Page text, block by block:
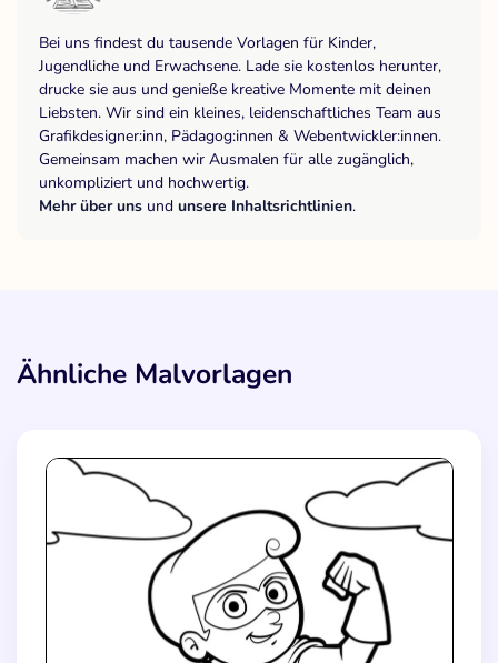
Bei uns findest du tausende Vorlagen für Kinder,
Jugendliche und Erwachsene. Lade sie kostenlos herunter,
drucke sie aus und genieße kreative Momente mit deinen
Liebsten. Wir sind ein kleines, leidenschaftliches Team aus
Grafikdesigner:inn, Pädagog:innen & Webentwickler:innen.
Gemeinsam machen wir Ausmalen für alle zugänglich,
unkompliziert und hochwertig.
Mehr über uns und unsere Inhaltsrichtlinien.
Ähnliche Malvorlagen